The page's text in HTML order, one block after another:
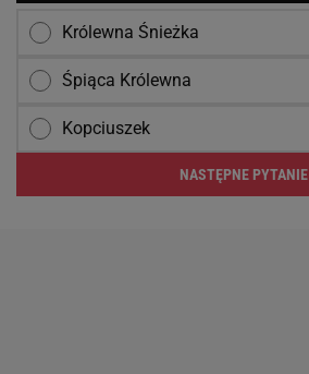
Królewna Śnieżka
Śpiąca Królewna
Kopciuszek
NASTĘPNE PYTANIE